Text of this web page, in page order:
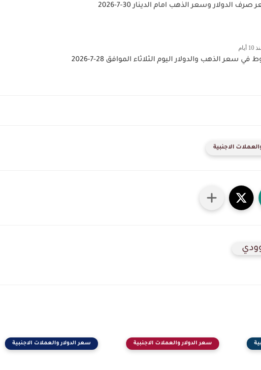
صرف الدولار وسعر الذهب امام الدينار 30-7-2026
أيام
في سعر الذهب والدولار اليوم الثلاثاء الموافق 28-7-2026
الاجنبية
سعر الدولار والعملات الاجنبية سعر الدولار والعملات الاجنبية